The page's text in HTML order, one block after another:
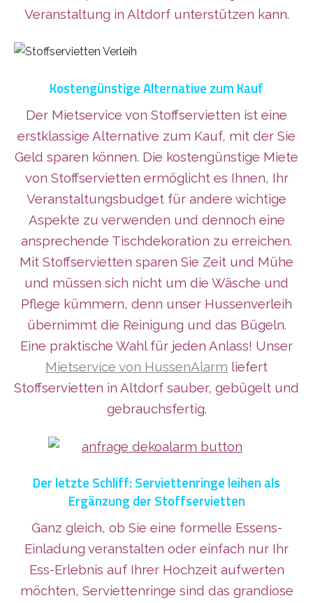
Veranstaltung in Altdorf unterstützen kann.
Kostengünstige Alternative zum Kauf
Der Mietservice von Stoffservietten ist eine
erstklassige Alternative zum Kauf, mit der Sie
Geld sparen können. Die kostengünstige Miete
von Stoffservietten ermöglicht es Ihnen, Ihr
Veranstaltungsbudget für andere wichtige
Aspekte zu verwenden und dennoch eine
ansprechende Tischdekoration zu erreichen.
Mit Stoffservietten sparen Sie Zeit und Mühe
und müssen sich nicht um die Wäsche und
Pflege kümmern, denn unser Hussenverleih
übernimmt die Reinigung und das Bügeln.
Eine praktische Wahl für jeden Anlass! Unser
Mietservice von HussenAlarm liefert
Stoffservietten in Altdorf sauber, gebügelt und
gebrauchsfertig.
Der letzte Schliff: Serviettenringe leihen als
Ergänzung der Stoffservietten
Ganz gleich, ob Sie eine formelle Essens-
Einladung veranstalten oder einfach nur Ihr
Ess-Erlebnis auf Ihrer Hochzeit aufwerten
möchten, Serviettenringe sind das grandiose